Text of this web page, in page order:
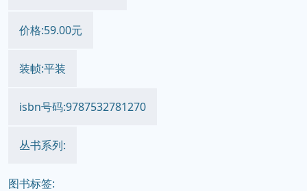
价格:59.00元
装帧:平装
isbn号码:9787532781270
丛书系列:
图书标签: